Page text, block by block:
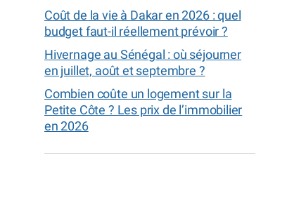
Coût de la vie à Dakar en 2026 : quel
budget faut-il réellement prévoir ?
Hivernage au Sénégal : où séjourner
en juillet, août et septembre ?
Combien coûte un logement sur la
Petite Côte ? Les prix de l’immobilier
en 2026